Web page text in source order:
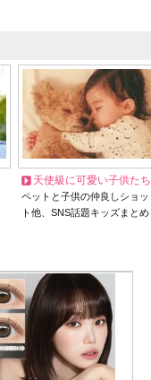
天使級に可愛い子供たち
ペットと子供の仲良しショッ
ト他、SNS話題キッズまとめ